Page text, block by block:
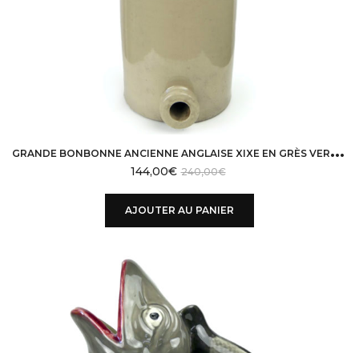
G
RANDE BONBONNE ANCIENNE ANGLAISE XIXE EN GRÈS VERNISSÉ WEAVER & CO PLUMSTEAD
240,00€
144,00€
AJOUTER AU PANIER